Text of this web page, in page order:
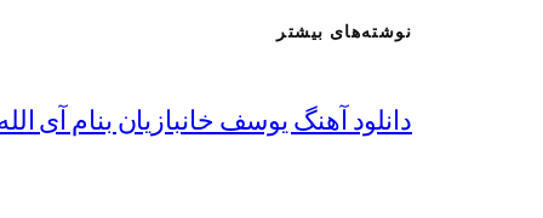
نوشته‌های بیشتر
دانلود آهنگ یوسف خانبازیان بنام آی